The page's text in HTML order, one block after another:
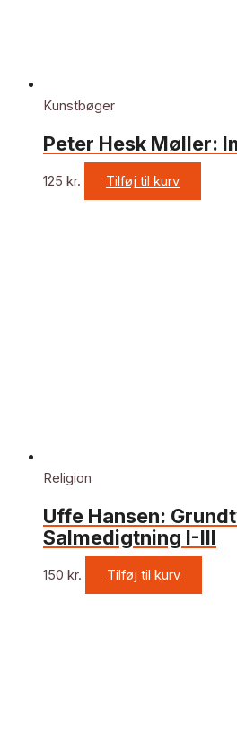
Kunstbøger
Peter Hesk Møller:
125 kr. Tilføj til kurv
Religion
Uffe Hansen:
Salmedigtning I-III
150 kr. Tilføj til kurv